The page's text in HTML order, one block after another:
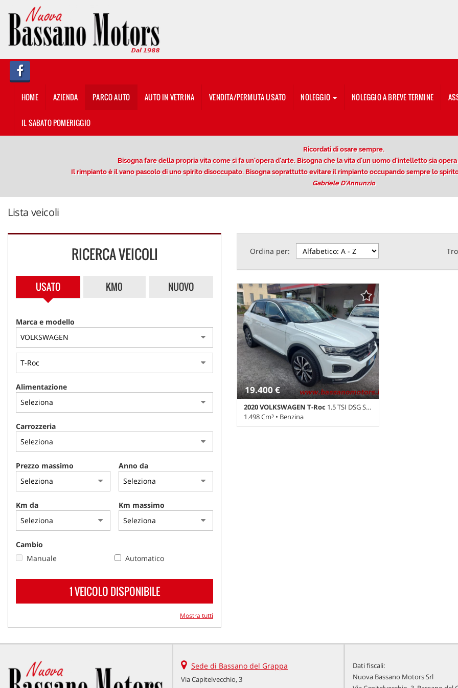
HOME
AZIENDA
PARCO AUTO
VENDITA/PERMUTA USATO
NLT
NOLEGGIO A BREVE TERMINE
ASSISTENZA
CONTATTI
PROMO FINANZIAMENTI
IL SABATO POMERIGGIO
HOME AZIENDA PARCO AUTO AUTO IN VETRINA VENDITA/PERMUTA USATO NOLEGGIO NOLEGGIO A BREVE TERMINE
IL SABATO POMERIGGIO
Ricordati di osare sempre.
Bisogna fare della propria vita come si fa un'opera d'arte. Bisogna che la vita d'un uomo d'intelletto sia
Il rimpianto è il vano pascolo di uno spirito disoccupato. Bisogna soprattutto evitare il rimpianto occupando sempre lo
Gabriele D'Annunzio
Lista veicoli
RICERCA VEICOLI
USATO KM0 NUOVO
Marca e modello
Alimentazione
Carrozzeria
Prezzo massimo Anno da
Km da Km massimo
Cambio
Manuale
Automatico
1 VEICOLO DISPONIBILE
Mostra tutti
Ordina per:
19.400 €
2020 VOLKSWAGEN T-Roc 1.5 TSI DSG Style BlueMotion Technology
1.498 Cm³ • Benzina
Sede di Bassano del Grappa
Via Capitelvecchio, 3
Dati fiscali:
Nuova Bassano Motors Srl